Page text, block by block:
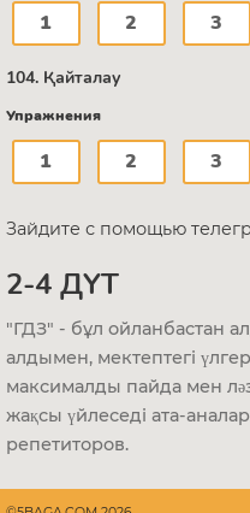
1 2 3
104. Қайталау
Упражнения
1 2 3
Зайдите с помощью
2-4 ДҮТ
"ГДЗ" - бұл ойланбастан
алдымен, мектептегі
максималды пайда мен
жақсы үйлеседі ата-
репетиторов.